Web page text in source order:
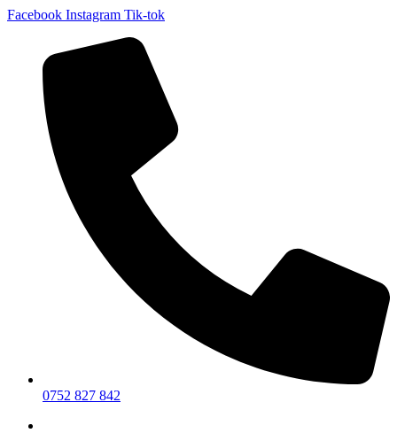
Facebook Instagram Tik-tok
0752 827 842